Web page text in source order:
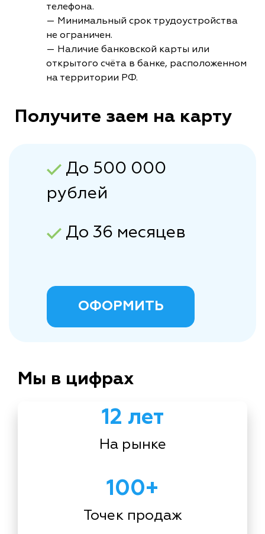
телефона.
— Минимальный срок трудоустройства
не ограничен.
— Наличие банковской карты или
открытого счёта в банке, расположенном
на территории РФ.
Получите заем на карту
До 500 000
рублей
До 36 месяцев
ОФОРМИТЬ
Мы в цифрах
12 лет
На рынке
100+
Точек продаж